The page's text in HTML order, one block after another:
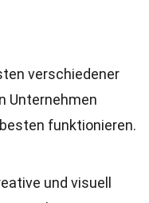
verschiedener
Unternehmen
funktionieren.
und visuell